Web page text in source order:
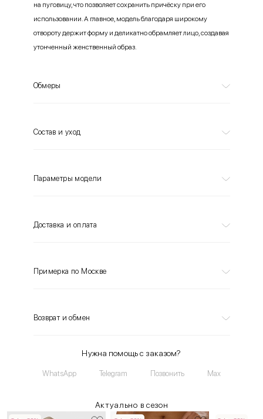
на пуговицу, что позволяет сохранить причёску при его
использовании. А главное, модель благодаря широкому
отвороту держит форму и деликатно обрамляет лицо, создавая
утонченный женственный образ.
Обмеры
Состав и уход
Параметры модели
Доставка и оплата
Примерка по Москве
Возврат и обмен
Нужна помощь с заказом?
WhatsApp Telegram Позвонить Max
Актуально в сезон